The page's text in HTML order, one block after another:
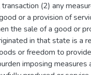
(2) any
or a provision of
the sale of a good or
in that state is a
or freedom to
imposing measures